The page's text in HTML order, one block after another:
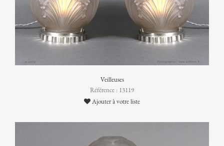
Veilleuses
Référence : 13119
Ajouter à votre liste